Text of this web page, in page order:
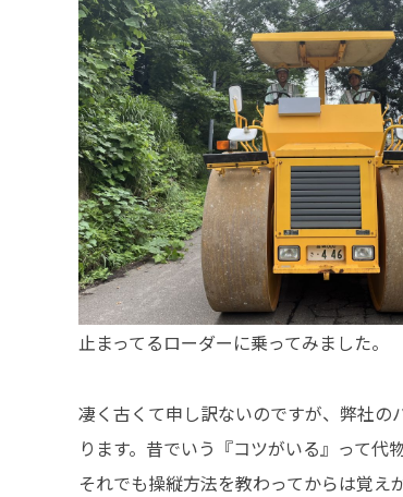
止まってるローダーに乗ってみました。
凄く古くて申し訳ないのですが、弊社の
ります。昔でいう『コツがいる』って代
それでも操縦方法を教わってからは覚え